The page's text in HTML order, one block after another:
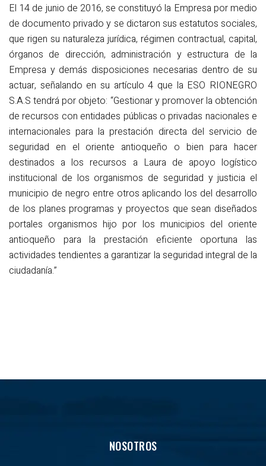
El 14 de junio de 2016, se constituyó la Empresa por medio
de documento privado y se dictaron sus estatutos sociales,
que rigen su naturaleza jurídica, régimen contractual, capital,
órganos de dirección, administración y estructura de la
Empresa y demás disposiciones necesarias dentro de su
actuar, señalando en su artículo 4 que la ESO RIONEGRO
S.A.S tendrá por objeto: “Gestionar y promover la obtención
de recursos con entidades públicas o privadas nacionales e
internacionales para la prestación directa del servicio de
seguridad en el oriente antioqueño o bien para hacer
destinados a los recursos a Laura de apoyo logístico
institucional de los organismos de seguridad y justicia el
municipio de negro entre otros aplicando los del desarrollo
de los planes programas y proyectos que sean diseñados
portales organismos hijo por los municipios del oriente
antioqueño para la prestación eficiente oportuna las
actividades tendientes a garantizar la seguridad integral de la
ciudadanía.”
NOSOTROS